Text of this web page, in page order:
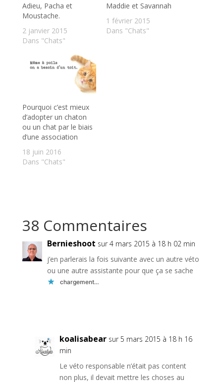
Adieu, Pacha et
Moustache.
2 janvier 2015
Dans "Chats"
Maddie et Savannah
1 février 2015
Dans "Chats"
Pourquoi c’est mieux
d’adopter un chaton
ou un chat par le biais
d’une association
18 juin 2016
Dans "Chats"
38 Commentaires
Bernieshoot sur 4 mars 2015 à 18 h 02 min
j’en parlerais la fois suivante avec un autre véto
ou une autre assistante pour que ça se sache
chargement…
koalisabear sur 5 mars 2015 à 18 h 16
min
Le véto responsable n’était pas content
non plus, il devait mettre les choses au